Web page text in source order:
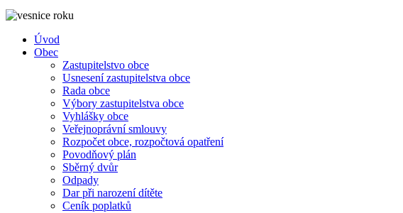
Úvod
Obec
Zastupitelstvo obce
Usnesení zastupitelstva obce
Rada obce
Výbory zastupitelstva obce
Vyhlášky obce
Veřejnoprávní smlouvy
Rozpočet obce, rozpočtová opatření
Povodňový plán
Sběrný dvůr
Odpady
Dar při narození dítěte
Ceník poplatků